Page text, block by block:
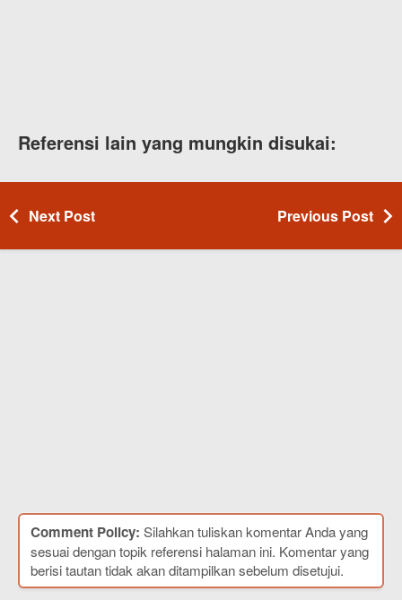
Referensi lain yang mungkin disukai:
Next Post Previous Post
Comment Policy: Silahkan tuliskan komentar Anda yang
sesuai dengan topik referensi halaman ini. Komentar yang
berisi tautan tidak akan ditampilkan sebelum disetujui.